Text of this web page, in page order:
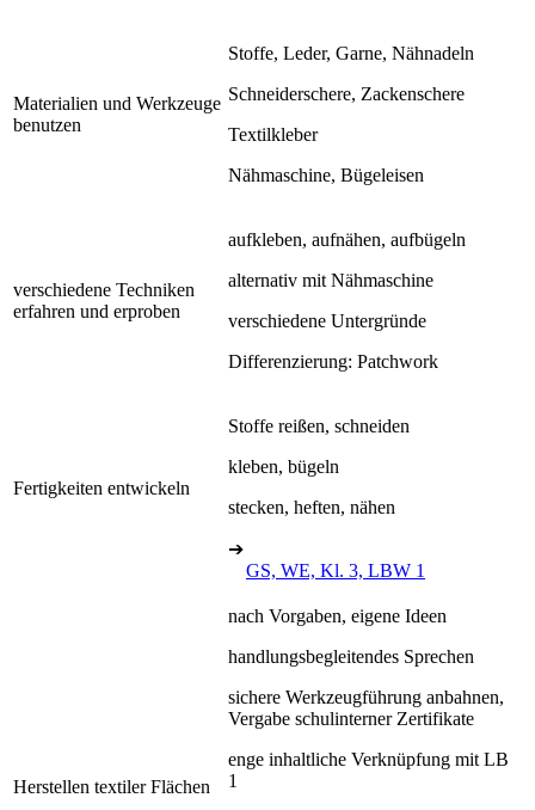
Materialien und Werkzeuge
benutzen
Stoffe, Leder, Garne, Nähnadeln
Schneiderschere, Zackenschere
Textilkleber
Nähmaschine, Bügeleisen
verschiedene Techniken
erfahren und erproben
aufkleben, aufnähen, aufbügeln
alternativ mit Nähmaschine
verschiedene Untergründe
Differenzierung: Patchwork
Fertigkeiten entwickeln
Stoffe reißen, schneiden
kleben, bügeln
stecken, heften, nähen
➔
GS, WE, Kl. 3, LBW 1
Herstellen textiler Flächen
nach Vorgaben, eigene Ideen
handlungsbegleitendes Sprechen
sichere Werkzeugführung anbahnen,
Vergabe schulinterner Zertifikate
enge inhaltliche Verknüpfung mit LB
1